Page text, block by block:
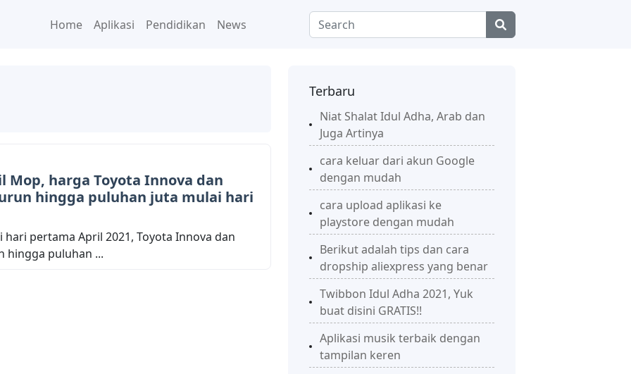
Home Aplikasi Pendidikan News
Mop, harga Toyota Innova dan
hingga puluhan juta mulai hari
hari pertama April 2021, Toyota Innova dan
hingga puluhan ...
Terbaru
Niat Shalat Idul Adha, Arab dan
Juga Artinya
cara keluar dari akun Google
dengan mudah
cara upload aplikasi ke
playstore dengan mudah
Berikut adalah tips dan cara
dropship aliexpress yang benar
Twibbon Idul Adha 2021, Yuk
buat disini GRATIS!!
Aplikasi musik terbaik dengan
tampilan keren